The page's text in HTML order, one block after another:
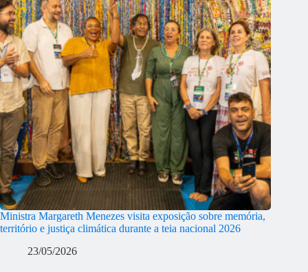
Ministra Margareth Menezes visita exposição sobre memória,
território e justiça climática durante a teia nacional 2026
23/05/2026